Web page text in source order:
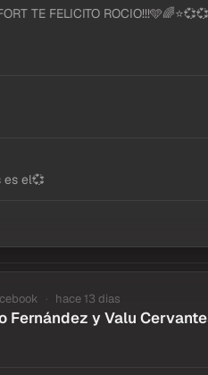
TE FELICITO
es el💞
hace 13 dias
Fernández y Valu